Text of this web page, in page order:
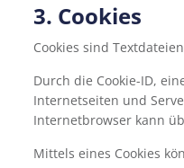
3. Cookies
Cookies sind
Durch die Cookie-ID,
Internetseiten und
Internetbrowser kann
Mittels eines Cookies